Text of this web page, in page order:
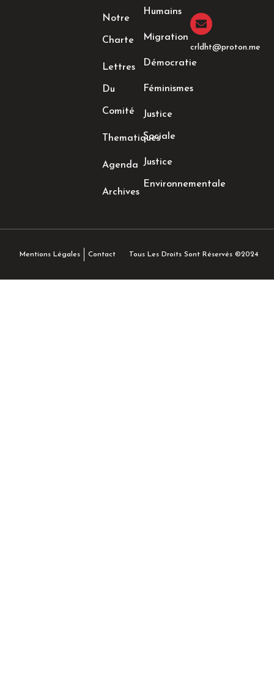
Notre
Charte
Lettres
Du
Comité
Thematiques
Agenda
Archives
Humains
Migration
Démocratie
Féminismes
Justice
Sociale
Justice
Environnementale
crldht@proton.me
Mentions Légales Contact Tous Les Droits Sont Réservés ©2024